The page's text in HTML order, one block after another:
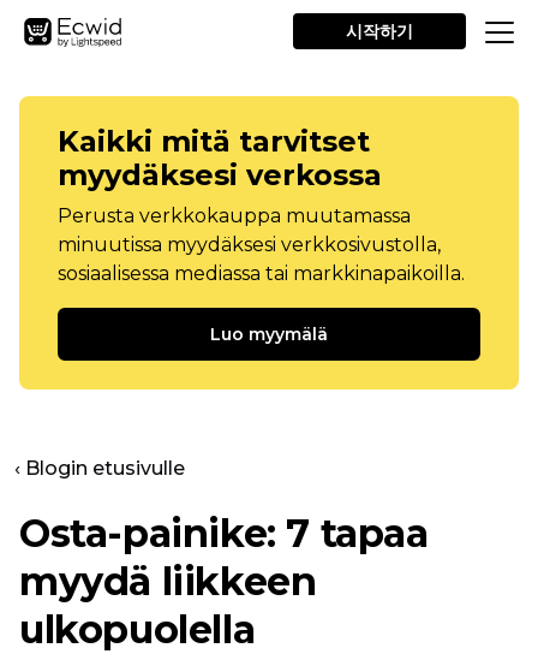
시작하기
Kaikki mitä tarvitset
myydäksesi verkossa
Perusta verkkokauppa muutamassa
minuutissa myydäksesi verkkosivustolla,
sosiaalisessa mediassa tai markkinapaikoilla.
Luo myymälä
‹ Blogin etusivulle
Osta-painike: 7 tapaa
myydä liikkeen
ulkopuolella